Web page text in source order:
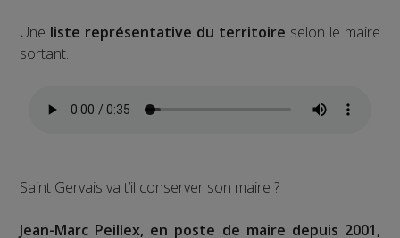
Une liste représentative du territoire selon le maire
sortant.
Saint Gervais va t’il conserver son maire ?
Jean-Marc Peillex, en poste de maire depuis 2001,